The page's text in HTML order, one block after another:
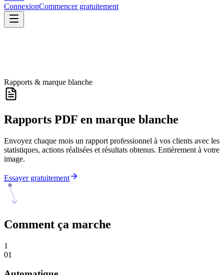
ConnexionCommencer gratuitement
Rapports & marque blanche
Rapports PDF en marque blanche
Envoyez chaque mois un rapport professionnel à vos clients avec les
statistiques, actions réalisées et résultats obtenus. Entièrement à votre
image.
Essayer gratuitement
Comment ça marche
1
01